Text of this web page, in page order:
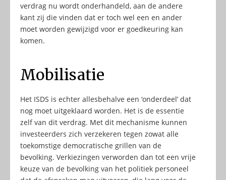
verdrag nu wordt onderhandeld, aan de andere
kant zij die vinden dat er toch wel een en ander
moet worden gewijzigd voor er goedkeuring kan
komen.
Mobilisatie
Het ISDS is echter allesbehalve een ‘onderdeel’ dat
nog moet uitgeklaard worden. Het is de essentie
zelf van dit verdrag. Met dit mechanisme kunnen
investeerders zich verzekeren tegen zowat alle
toekomstige democratische grillen van de
bevolking. Verkiezingen verworden dan tot een vrije
keuze van de bevolking van het politiek personeel